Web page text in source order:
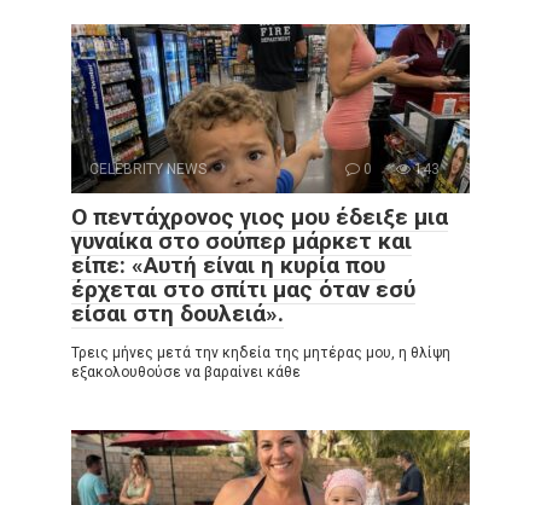
CELEBRITY NEWS 0 143
Ο πεντάχρονος γιος μου έδειξε μια
γυναίκα στο σούπερ μάρκετ και
είπε: «Αυτή είναι η κυρία που
έρχεται στο σπίτι μας όταν εσύ
είσαι στη δουλειά».
Τρεις μήνες μετά την κηδεία της μητέρας μου, η θλίψη
εξακολουθούσε να βαραίνει κάθε